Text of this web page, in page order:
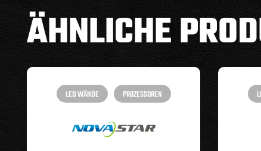
ÄHNLICHE
LED WÄNDE PROZESSOREN